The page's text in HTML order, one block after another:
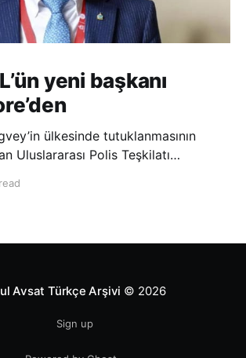
yeni başkanı
ülkesinde tutuklanmasının
Uluslararası Polis Teşkilatı
Genel Kurulu’nun Dubai’deki
Avsat Türkçe Arşivi © 2026
Sign up